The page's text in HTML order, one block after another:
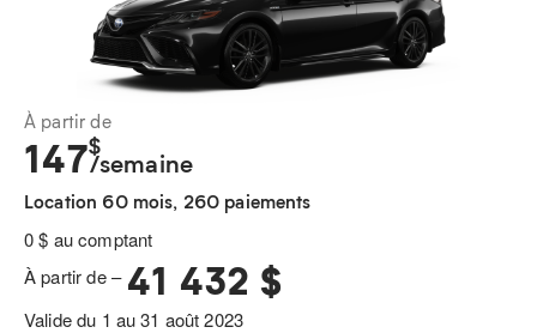
À partir de
147$
/semaine
Location 60 mois, 260 paiements
0 $ au comptant
À partir de – 41 432 $
Valide du 1 au 31 août 2023